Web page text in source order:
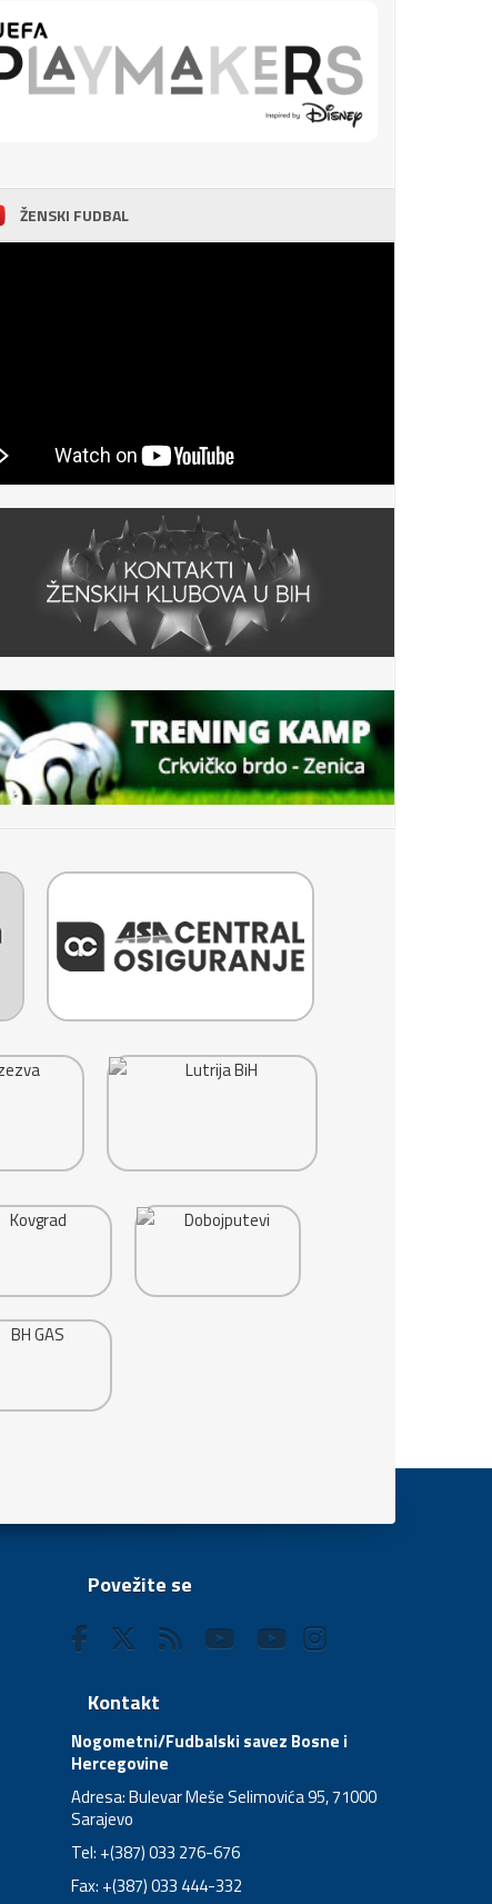
ŽENSKI FUDBAL
Povežite se
Kontakt
Nogometni/Fudbalski savez Bosne i
Hercegovine
Adresa: Bulevar Meše Selimovića 95, 71000
Sarajevo
Tel: +(387) 033 276-676
Fax: +(387) 033 444-332